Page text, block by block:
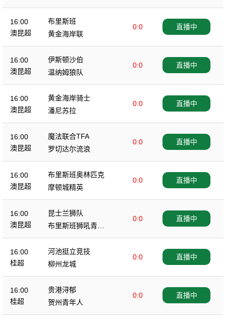
16:00
澳昆超
布里斯班
0:0
黄金海岸联
直播中
16:00
澳昆超
伊斯顿沙伯
0:0
温纳姆狼队
直播中
16:00
澳昆超
黄金海岸骑士
0:0
潘尼苏拉
直播中
16:00
澳昆超
魔法联合TFA
0:0
罗切达尔流浪
直播中
16:00
澳昆超
布里斯班奥林匹克
0:0
摩顿城精英
直播中
16:00
澳昆超
昆士兰狮队
0:0
布里斯班狮吼青年
队
直播中
16:00
桂超
河池挺立竞技
0:0
柳州龙城
直播中
16:00
桂超
贵港浔郁
0:0
贺州青年人
直播中